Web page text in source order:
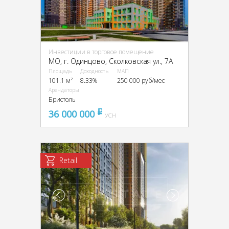
Инвестиции в торговое помещение
МО, г. Одинцово, Сколковская ул., 7А
Площадь
101.1 м²
Доходность
8.33%
МАП
250 000 руб/мес
Арендаторы
Бристоль
36 000 000 pуб
УСН
Retail